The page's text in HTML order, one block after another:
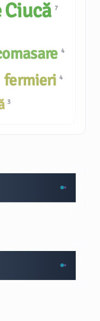
3
4
fermieri 4
Ciucă7